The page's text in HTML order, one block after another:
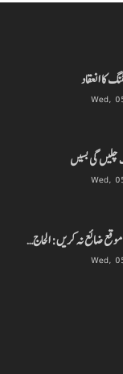
کا انعقاد
Wed,
چلیں گی بسیں
Wed,
ضائع نہ کریں: الحاج…
Wed,